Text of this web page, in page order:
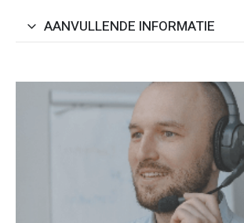
AANVULLENDE INFORMATIE